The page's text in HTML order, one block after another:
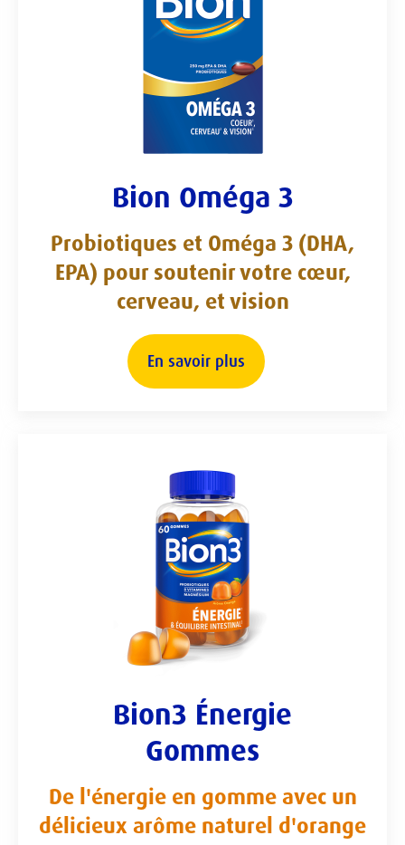
Bion Oméga 3
Probiotiques et Oméga 3 (DHA,
EPA) pour soutenir votre cœur,
cerveau, et vision
En savoir plus
Bion3 Énergie
Gommes
De l'énergie en gomme avec un
délicieux arôme naturel d'orange